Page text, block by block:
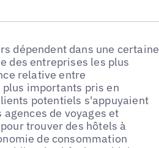
dépendent dans une certaine
des entreprises les plus
relative entre
importants pris en
potentiels s'appuyaient
de voyages et
trouver des hôtels à
de consommation